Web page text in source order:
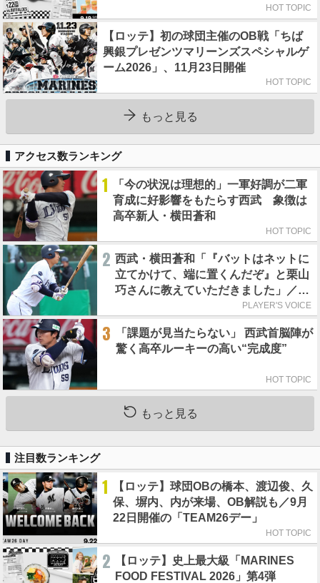
HOT TOPIC
【ロッテ】初の球団主催のOB戦「ちば
興銀プレゼンツマリーンズスペシャルゲ
ーム2026」、11月23日開催
HOT TOPIC
もっと見る
アクセス数ランキング
1
「今の状況は理想的」一軍好調が二軍
育成に好影響をもたらす西武 象徴は
高卒新人・横田蒼和
HOT TOPIC
2 西武・横田蒼和「『バットはネットに
立てかけて、端に置くんだぞ』と栗山
巧さんに教えていただきました」／憧
PLAYER'S VOICE
3
「課題が見当たらない」 西武首脳陣が
驚く高卒ルーキーの高い“完成度”
HOT TOPIC
もっと見る
注目数ランキング
1
【ロッテ】球団OBの橋本、渡辺俊、久
保、塀内、内が来場、OB解説も／9月
22日開催の「TEAM26デー」
HOT TOPIC
2
【ロッテ】史上最大級「MARINES
FOOD FESTIVAL 2026」第4弾